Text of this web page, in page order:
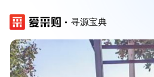
寻源宝典